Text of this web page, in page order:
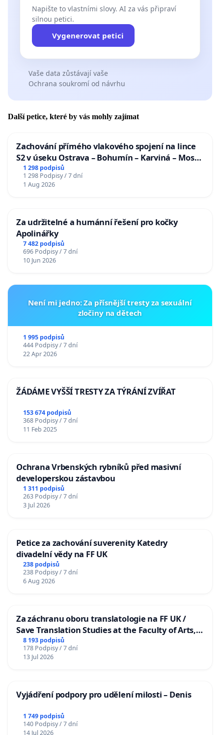
Napište to vlastními slovy. AI za vás připraví
silnou petici.
Vygenerovat petici
Vaše data zůstávají vaše
Ochrana soukromí od návrhu
Další petice, které by vás mohly zajímat
Zachování přímého vlakového spojení na lince
S2 v úseku Ostrava – Bohumín – Karviná – Mosty
u Jablunkova
1 298 podpisů
1 298 Podpisy / 7 dní
1 Aug 2026
Za udržitelné a humánní řešení pro kočky
Apolinářky
7 482 podpisů
696 Podpisy / 7 dní
10 Jun 2026
Není mi jedno: Za přísnější tresty za sexuální
zločiny na dětech
1 995 podpisů
444 Podpisy / 7 dní
22 Apr 2026
ŽÁDÁME VYŠŠÍ TRESTY ZA TÝRÁNÍ ZVÍŘAT
153 674 podpisů
368 Podpisy / 7 dní
11 Feb 2025
Ochrana Vrbenských rybníků před masivní
developerskou zástavbou
1 311 podpisů
263 Podpisy / 7 dní
3 Jul 2026
Petice za zachování suverenity Katedry
divadelní vědy na FF UK
238 podpisů
238 Podpisy / 7 dní
6 Aug 2026
Za záchranu oboru translatologie na FF UK /
Save Translation Studies at the Faculty of Arts,
Charles University
8 193 podpisů
178 Podpisy / 7 dní
13 Jul 2026
Vyjádření podpory pro udělení milosti – Denis
1 749 podpisů
140 Podpisy / 7 dní
14 Jul 2026